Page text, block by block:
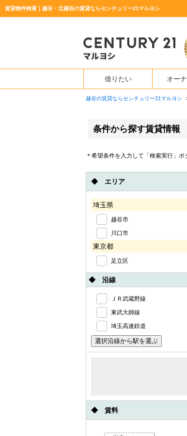
賃貸物件検索｜越谷・北越谷の賃貸ならセンチュリー21マルヨシ
借りたい オー
越谷の賃貸ならセンチュリー21マルヨシ
条件から探す賃貸情報
＊希望条件を入力して「検索実行」ボ
◆ エリア
埼玉県
越谷市
川口市
東京都
足立区
◆ 沿線
ＪＲ武蔵野線
東武大師線
埼玉高速鉄道
◆ 賃料